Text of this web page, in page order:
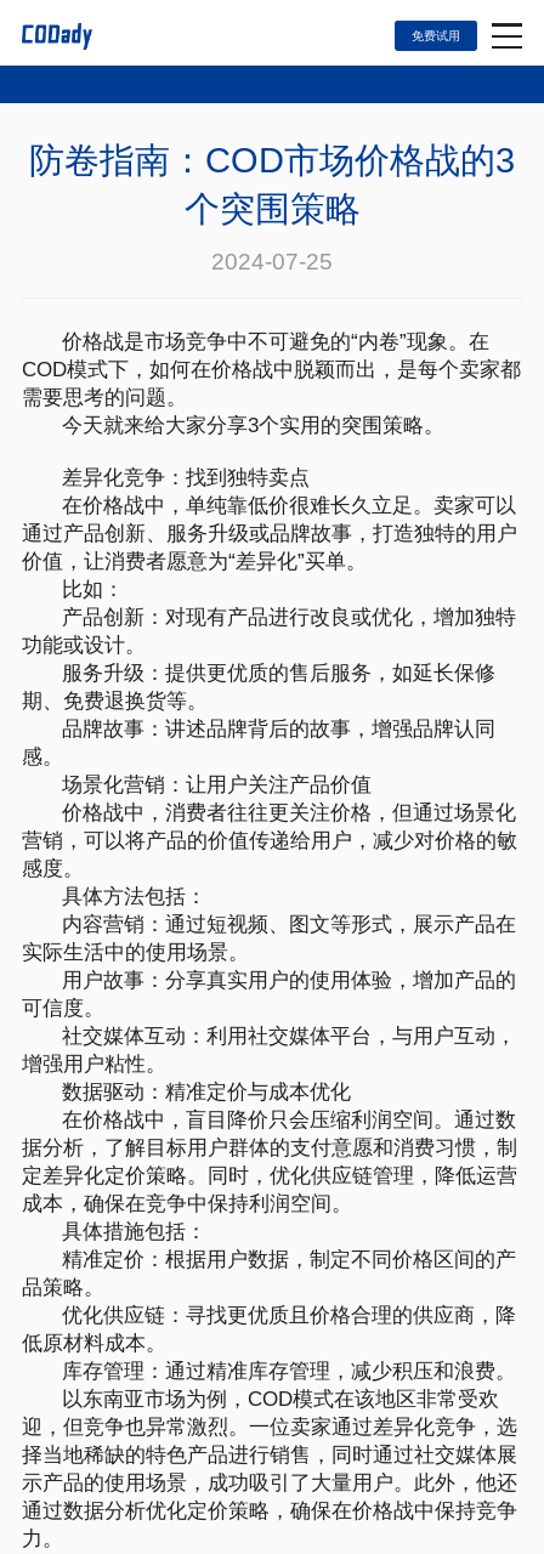
免费试用
模板页面
关于我们
价格套餐
新闻中心
联系我们
防卷指南：COD市场价格战的3
个突围策略
2024-07-25
价格战是市场竞争中不可避免的“内卷”现象。在
COD模式下，如何在价格战中脱颖而出，是每个卖家都
需要思考的问题。
今天就来给大家分享3个实用的突围策略。
差异化竞争：找到独特卖点
在价格战中，单纯靠低价很难长久立足。卖家可以
通过产品创新、服务升级或品牌故事，打造独特的用户
价值，让消费者愿意为“差异化”买单。
比如：
产品创新：对现有产品进行改良或优化，增加独特
功能或设计。
服务升级：提供更优质的售后服务，如延长保修
期、免费退换货等。
品牌故事：讲述品牌背后的故事，增强品牌认同
感。
场景化营销：让用户关注产品价值
价格战中，消费者往往更关注价格，但通过场景化
营销，可以将产品的价值传递给用户，减少对价格的敏
感度。
具体方法包括：
内容营销：通过短视频、图文等形式，展示产品在
实际生活中的使用场景。
用户故事：分享真实用户的使用体验，增加产品的
可信度。
社交媒体互动：利用社交媒体平台，与用户互动，
增强用户粘性。
数据驱动：精准定价与成本优化
在价格战中，盲目降价只会压缩利润空间。通过数
据分析，了解目标用户群体的支付意愿和消费习惯，制
定差异化定价策略。同时，优化供应链管理，降低运营
成本，确保在竞争中保持利润空间。
具体措施包括：
精准定价：根据用户数据，制定不同价格区间的产
品策略。
优化供应链：寻找更优质且价格合理的供应商，降
低原材料成本。
库存管理：通过精准库存管理，减少积压和浪费。
以东南亚市场为例，COD模式在该地区非常受欢
迎，但竞争也异常激烈。一位卖家通过差异化竞争，选
择当地稀缺的特色产品进行销售，同时通过社交媒体展
示产品的使用场景，成功吸引了大量用户。此外，他还
通过数据分析优化定价策略，确保在价格战中保持竞争
力。